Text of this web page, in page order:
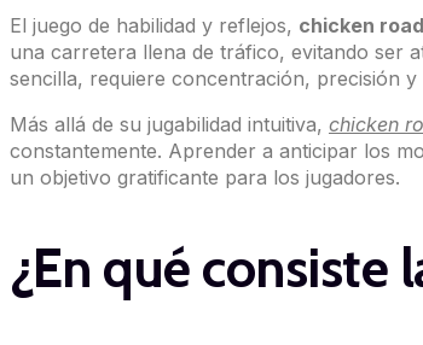
El juego de habilidad y reflejos, chicken
una carretera llena de tráfico, evitando ser
sencilla, requiere concentración, precisión
Más allá de su jugabilidad intuitiva, chicken
constantemente. Aprender a anticipar los
un objetivo gratificante para los jugadores.
¿En qué consiste